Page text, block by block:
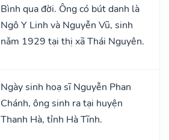
Bình qua đời. Ông có bút danh là
Ngô Y Linh và Nguyễn Vũ, sinh
nǎm 1929 tại thị xã Thái Nguyên.
Ngày sinh hoạ sĩ Nguyễn Phan
Chánh, ông sinh ra tại huyện
Thanh Hà, tỉnh Hà Tĩnh.